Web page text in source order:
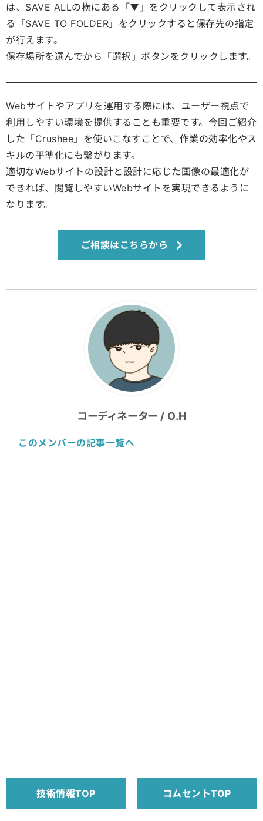
は、SAVE ALLの横にある「▼」をクリックして表示され
る「SAVE TO FOLDER」をクリックすると保存先の指定
が行えます。
保存場所を選んでから「選択」ボタンをクリックします。
Webサイトやアプリを運用する際には、ユーザー視点で
利用しやすい環境を提供することも重要です。今回ご紹介
した「Crushee」を使いこなすことで、作業の効率化やス
キルの平準化にも繋がります。
適切なWebサイトの設計と設計に応じた画像の最適化が
できれば、閲覧しやすいWebサイトを実現できるように
なります。
ご相談はこちらから
コーディネーター / O.H
このメンバーの記事一覧へ
技術情報TOP コムセントTOP